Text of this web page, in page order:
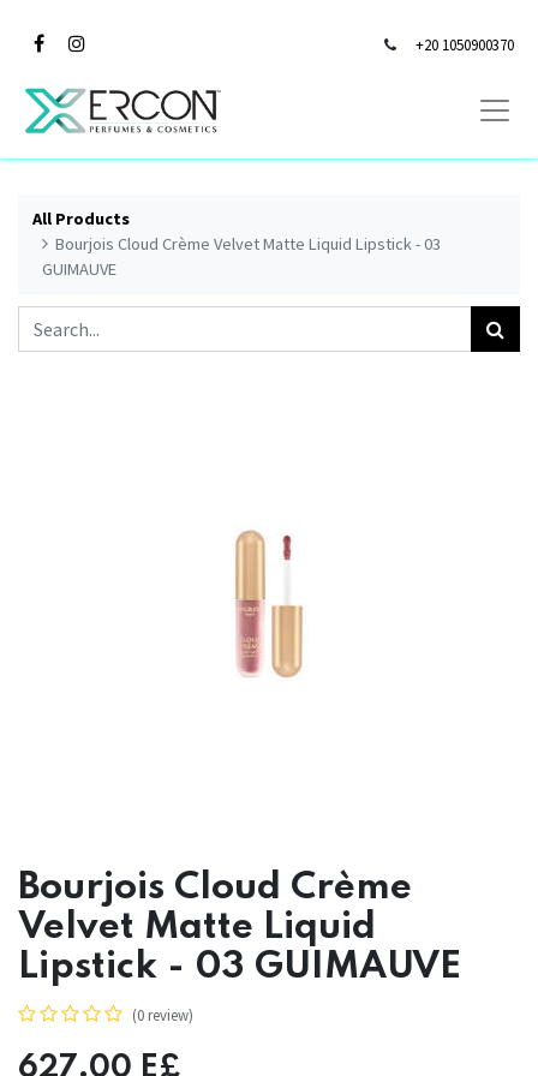
+20 1050900370
All Products
Bourjois Cloud Crème Velvet Matte Liquid Lipstick - 03
GUIMAUVE
Bourjois Cloud Crème
Velvet Matte Liquid
Lipstick - 03 GUIMAUVE
(0 review)
627.00 E£